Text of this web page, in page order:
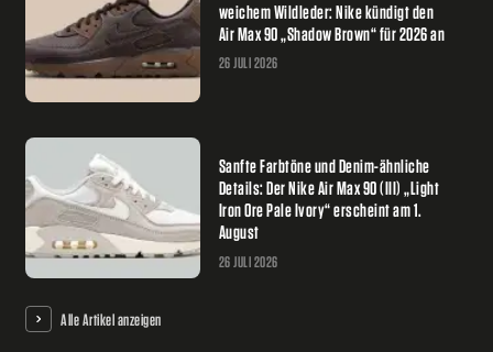
weichem Wildleder: Nike kündigt den
Air Max 90 „Shadow Brown“ für 2026 an
26 JULI 2026
Sanfte Farbtöne und Denim-ähnliche
Details: Der Nike Air Max 90 (III) „Light
Iron Ore Pale Ivory“ erscheint am 1.
August
26 JULI 2026
Alle Artikel anzeigen